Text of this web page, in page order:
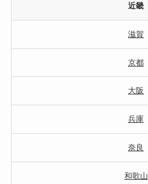
近畿
滋賀
京都
大阪
兵庫
奈良
和歌山